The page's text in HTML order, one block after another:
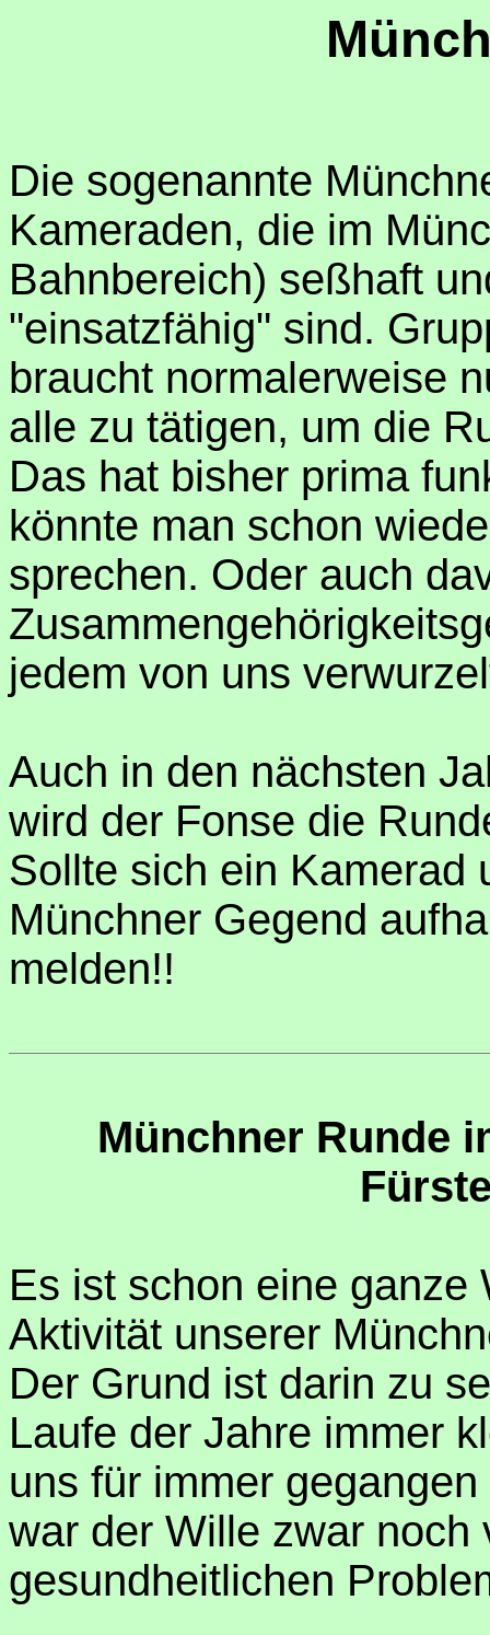
Die sogenannte
Kameraden, die im
Bahnbereich) seßhaft
"einsatzfähig" sind.
braucht normalerweise
alle zu tätigen, um die
Das hat bisher prima
könnte man schon
sprechen. Oder auch
jedem von uns
Auch in den nächsten
wird der Fonse die
Sollte sich ein Kamerad
Münchner Gegend
melden!!
Münchner Runde
Es ist schon eine ganze
Aktivität unserer
Der Grund ist darin zu
Laufe der Jahre immer
uns für immer
war der Wille zwar noch
gesundheitlichen